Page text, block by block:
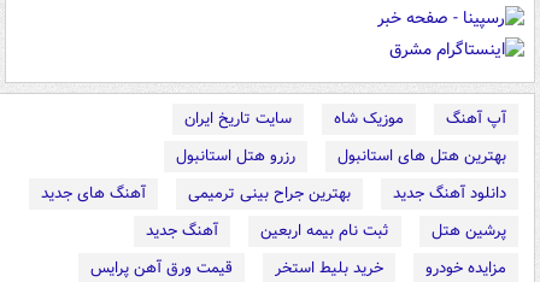
آپ آهنگ موزیک شاه
سایت تاریخ ایران
بهترین هتل های استانبول
رزرو هتل استانبول
دانلود آهنگ جدید
بهترین جراح بینی ترمیمی
آهنگ های جدید
پرشین هتل
ثبت نام بیمه اربعین
آهنگ جدید
مزایده خودرو
خرید بلیط استخر
قیمت ورق آهن پرایس